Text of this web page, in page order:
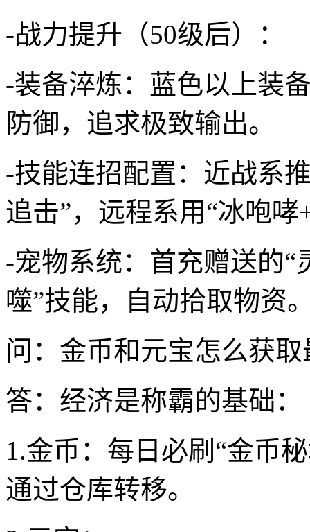
-战力提升（50级后）：
-装备淬炼：蓝色以上装
防御，追求极致输出。
-技能连招配置：近战系
追击”，远程系用“冰咆哮
-宠物系统：首充赠送的“
噬”技能，自动拾取物资
问：金币和元宝怎么获
答：经济是称霸的基础：
1.金币：每日必刷“金币
通过仓库转移。